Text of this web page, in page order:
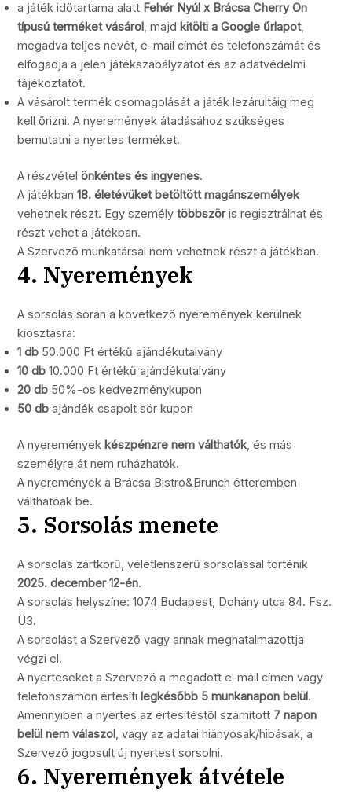
a játék időtartama alatt Fehér Nyúl x Brácsa Cherry On
típusú terméket vásárol , majd kitölti a Google űrlapot,
megadva teljes nevét, e-mail címét és telefonszámát és
elfogadja a jelen játékszabályzatot és az adatvédelmi
tájékoztatót.
A vásárolt termék csomagolását a játék lezárultáig meg
kell őrizni. A nyeremények átadásához szükséges
bemutatni a nyertes terméket.
A részvételönkéntes és ingyenes.
A játékban18. életévüket betöltött magánszemélyek
vehetnek részt. Egy személy többszöris regisztrálhat és
részt vehet a játékban.
A Szervező munkatársai nem vehetnek részt a játékban.
4. Nyeremények
A sorsolás során a következő nyeremények kerülnek
kiosztásra:
1 db 50.000 Ft értékű ajándékutalvány
10 db 10.000 Ft értékű ajándékutalvány
20 db 50%-os kedvezménykupon
50 db ajándék csapolt sör kupon
A nyeremények készpénzre nem válthatók, és más
személyre át nem ruházhatók.
A nyeremények a Brácsa Bistro&Brunch étteremben
válthatóak be.
5. Sorsolás menete
A sorsolás zártkörű, véletlenszerű sorsolással történik
2025. december 12-én.
A sorsolás helyszíne: 1074 Budapest, Dohány utca 84. Fsz.
Ü3.
A sorsolást a Szervező vagy annak meghatalmazottja
végzi el.
A nyerteseket a Szervező a megadott e-mail címen vagy
telefonszámon értesíti legkésőbb 5 munkanapon belül.
Amennyiben a nyertes az értesítéstől számított 7 napon
belül nem válaszol, vagy az adatai hiányosak/hibásak, a
Szervező jogosult új nyertest sorsolni.
6. Nyeremények átvétele